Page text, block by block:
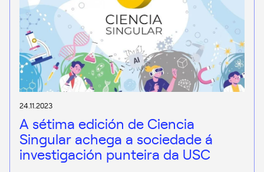
24.11.2023
A sétima edición de Ciencia
Singular achega a sociedade á
investigación punteira da USC